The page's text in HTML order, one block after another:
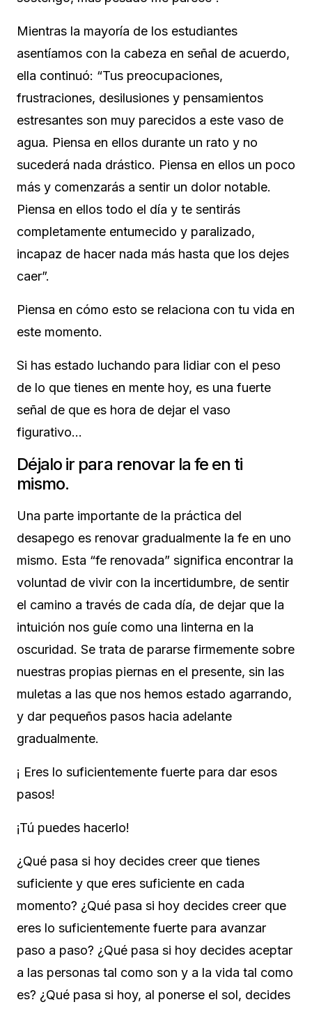
Mientras la mayoría de los estudiantes
asentíamos con la cabeza en señal de acuerdo,
ella continuó: “Tus preocupaciones,
frustraciones, desilusiones y pensamientos
estresantes son muy parecidos a este vaso de
agua. Piensa en ellos durante un rato y no
sucederá nada drástico. Piensa en ellos un poco
más y comenzarás a sentir un dolor notable.
Piensa en ellos todo el día y te sentirás
completamente entumecido y paralizado,
incapaz de hacer nada más hasta que los dejes
caer”.
Piensa en cómo esto se relaciona con tu vida en
este momento.
Si has estado luchando para lidiar con el peso
de lo que tienes en mente hoy, es una fuerte
señal de que es hora de dejar el vaso
figurativo…
Déjalo ir para renovar la fe en ti
mismo.
Una parte importante de la práctica del
desapego es renovar gradualmente la fe en uno
mismo. Esta “fe renovada” significa encontrar la
voluntad de vivir con la incertidumbre, de sentir
el camino a través de cada día, de dejar que la
intuición nos guíe como una linterna en la
oscuridad. Se trata de pararse firmemente sobre
nuestras propias piernas en el presente, sin las
muletas a las que nos hemos estado agarrando,
y dar pequeños pasos hacia adelante
gradualmente.
¡ Eres lo suficientemente fuerte para dar esos
pasos!
¡Tú puedes hacerlo!
¿Qué pasa si hoy decides creer que tienes
suficiente y que eres suficiente en cada
momento? ¿Qué pasa si hoy decides creer que
eres lo suficientemente fuerte para avanzar
paso a paso? ¿Qué pasa si hoy decides aceptar
a las personas tal como son y a la vida tal como
es? ¿Qué pasa si hoy, al ponerse el sol, decides